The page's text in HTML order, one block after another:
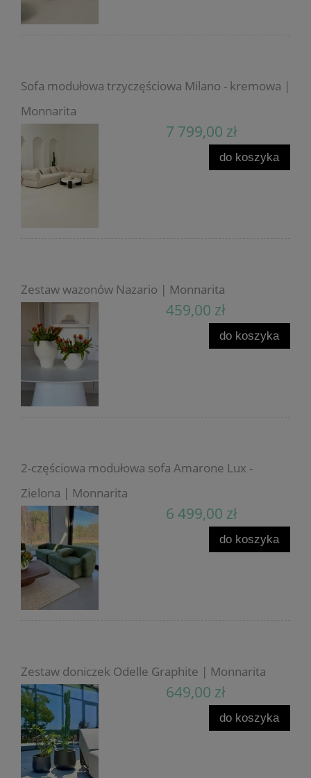
Sofa modułowa trzyczęściowa Milano - kremowa |
Monnarita
7 799,00 zł
do koszyka
Zestaw wazonów Nazario | Monnarita
459,00 zł
do koszyka
2-częściowa modułowa sofa Amarone Lux -
Zielona | Monnarita
6 499,00 zł
do koszyka
Zestaw doniczek Odelle Graphite | Monnarita
649,00 zł
do koszyka